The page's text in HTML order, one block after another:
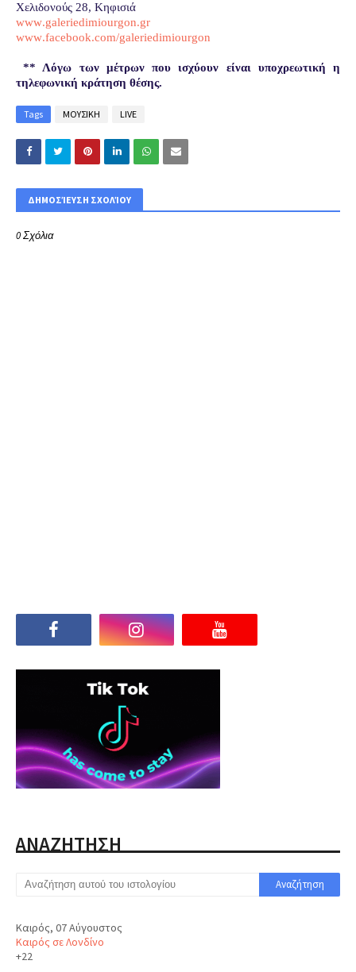
Χελιδονούς 28, Κηφισιά
www.galeriedimiourgon.gr
www.facebook.com/galeriedimiourgon
** Λόγω των μέτρων που ισχύουν είναι υποχρεωτική η
τηλεφωνική κράτηση θέσης.
Tags ΜΟΥΣΙΚΗ LIVE
ΔΗΜΟΣΊΕΥΣΗ ΣΧΟΛΊΟΥ
0 Σχόλια
ΑΝΑΖΗΤΗΣΗ
Καιρός, 07 Αύγουστος
Καιρός σε Λονδίνο
+22